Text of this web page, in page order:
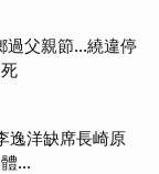
過父親節…繞違停
逸洋缺席長崎原
...